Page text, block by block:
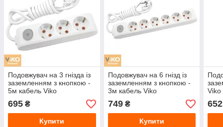
Подовжувач на 3 гнізда із
заземленням з кнопкою -
5м кабель Viko
695 ₴
Купити
Подовжувач на 6 гнізд із
заземленням з кнопкою -
3м кабель Viko
749₴
Купити
Viko
652